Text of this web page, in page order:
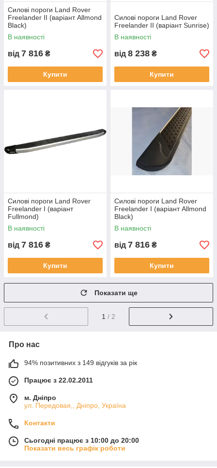
Силові пороги Land Rover
Freelander II (варіант Allmond
Black)
В наявності
від 7 816 ₴
Купити
Силові пороги Land Rover
Freelander II (варіант Sunrise)
В наявності
від 8 238 ₴
Купити
Силові пороги Land Rover
Freelander I (варіант
Fullmond)
В наявності
від 7 816 ₴
Купити
Силові пороги Land Rover
Freelander I (варіант Allmond
Black)
В наявності
від 7 816 ₴
Купити
Показати ще
1 / 2
Про нас
94% позитивних з 149 відгуків за рік
Працює з 22.02.2011
м. Дніпро
ул. Передовая,, Дніпро, Україна
Контакти
Сьогодні працює з 10:00 до 20:00
Показати весь графік роботи